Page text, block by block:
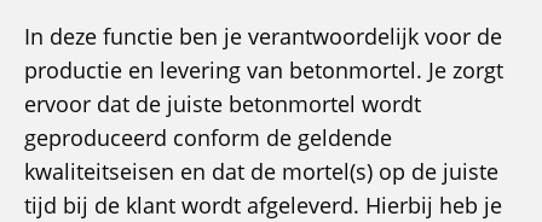
In deze functie ben je verantwoordelijk voor de
productie en levering van betonmortel. Je zorgt
ervoor dat de juiste betonmortel wordt
geproduceerd conform de geldende
kwaliteitseisen en dat de mortel(s) op de juiste
tijd bij de klant wordt afgeleverd. Hierbij heb je